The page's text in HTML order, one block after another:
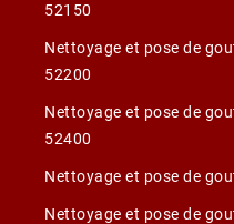
52150
Nettoyage et pose de
52200
Nettoyage et pose de
52400
Nettoyage et pose de
Nettoyage et pose de